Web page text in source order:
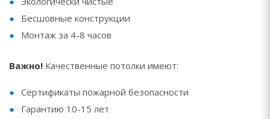
Бесшовные конструкции
Монтаж за 4-8 часов
Важно! Качественные потолки имеют:
Сертификаты пожарной безопасности
Гарантию 10-15 лет